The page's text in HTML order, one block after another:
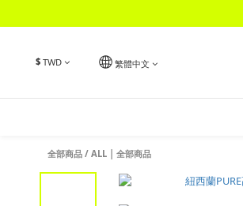
$ TWD 繁體中文
全部商品 / ALL | 全部商品